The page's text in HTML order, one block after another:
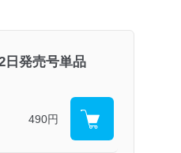
日発売号単品
490円